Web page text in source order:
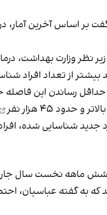
آمار، در ایران حدود ۲۵ هزار
حداقل رساندن این فاصله
وحدود ۴۵ هزار نفر
حدود ۶۴ درصد موارد ابتلا به
نکرده‌اند که به گفته